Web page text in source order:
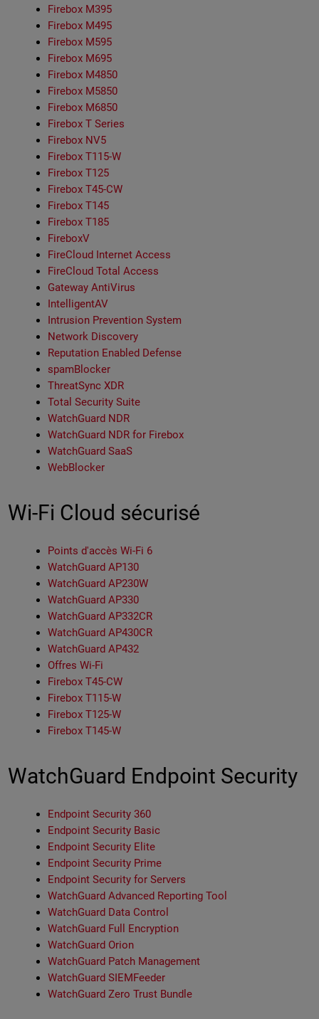
Firebox M395
Firebox M495
Firebox M595
Firebox M695
Firebox M4850
Firebox M5850
Firebox M6850
Firebox T Series
Firebox NV5
Firebox T115-W
Firebox T125
Firebox T45-CW
Firebox T145
Firebox T185
FireboxV
FireCloud Internet Access
FireCloud Total Access
Gateway AntiVirus
IntelligentAV
Intrusion Prevention System
Network Discovery
Reputation Enabled Defense
spamBlocker
ThreatSync XDR
Total Security Suite
WatchGuard NDR
WatchGuard NDR for Firebox
WatchGuard SaaS
WebBlocker
Wi-Fi Cloud sécurisé
Points d'accès Wi-Fi 6
WatchGuard AP130
WatchGuard AP230W
WatchGuard AP330
WatchGuard AP332CR
WatchGuard AP430CR
WatchGuard AP432
Offres Wi-Fi
Firebox T45-CW
Firebox T115-W
Firebox T125-W
Firebox T145-W
WatchGuard Endpoint Security
Endpoint Security 360
Endpoint Security Basic
Endpoint Security Elite
Endpoint Security Prime
Endpoint Security for Servers
WatchGuard Advanced Reporting Tool
WatchGuard Data Control
WatchGuard Full Encryption
WatchGuard Orion
WatchGuard Patch Management
WatchGuard SIEMFeeder
WatchGuard Zero Trust Bundle